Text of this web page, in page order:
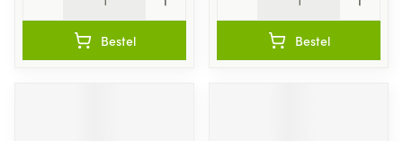
Bestel Bestel